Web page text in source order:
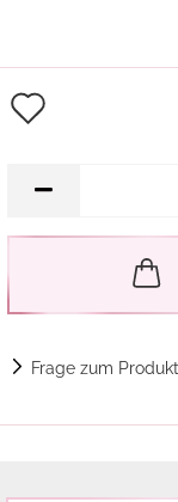
Merkzettel
Frage zum Produkt